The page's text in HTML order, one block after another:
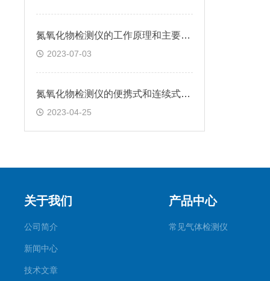
氮氧化物检测仪的工作原理和主要具有的功能
2023-07-03
氮氧化物检测仪的便携式和连续式分别有哪些特点？
2023-04-25
关于我们
公司简介
新闻中心
技术文章
产品中心
常见气体检测仪